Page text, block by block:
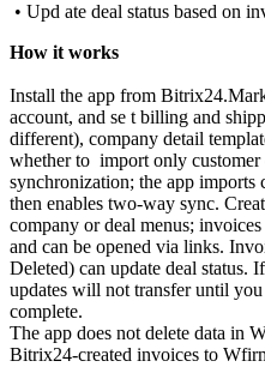
• Upd ate deal status based on
How it works
Install the app from
account, and se t billing and
different), company detail
whether to import only customer
synchronization; the app imports
then enables two‑way sync.
company or deal menus;
and can be opened via links.
Deleted) can update deal status.
updates will not transfer until
complete.
The app does not delete data in
Bitrix24‑created invoices to